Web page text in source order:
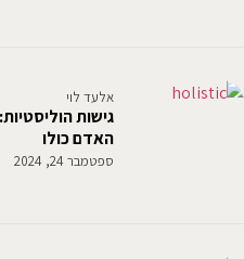
גישות
האדם כולו
אלעד לוי
ספטמבר 24, 2024